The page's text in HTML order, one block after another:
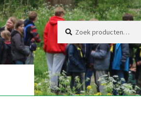
Zoeken
naar:
Zoeken